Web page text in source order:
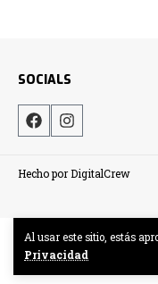
Al usar este sitio, estás
Privacidad
SOCIALS
Hecho por DigitalCrew